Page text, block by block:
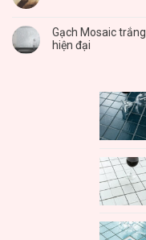
Gạch Mosaic
hiện đại